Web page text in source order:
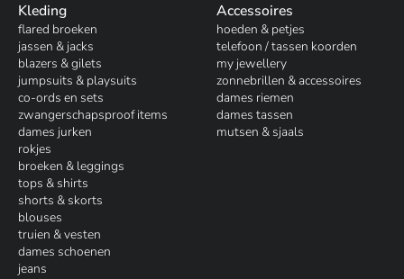
Kleding
flared broeken
jassen & jacks
blazers & gilets
jumpsuits & playsuits
co-ords en sets
zwangerschapsproof items
dames jurken
rokjes
broeken & leggings
tops & shirts
shorts & skorts
blouses
truien & vesten
dames schoenen
jeans
Accessoires
hoeden & petjes
telefoon / tassen koorden
my jewellery
zonnebrillen & accessoires
dames riemen
dames tassen
mutsen & sjaals